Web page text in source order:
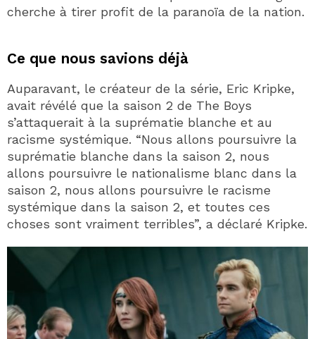
cherche à tirer profit de la paranoïa de la nation.
Ce que nous savions déjà
Auparavant, le créateur de la série, Eric Kripke,
avait révélé que la saison 2 de The Boys
s’attaquerait à la suprématie blanche et au
racisme systémique. “Nous allons poursuivre la
suprématie blanche dans la saison 2, nous
allons poursuivre le nationalisme blanc dans la
saison 2, nous allons poursuivre le racisme
systémique dans la saison 2, et toutes ces
choses sont vraiment terribles”, a déclaré Kripke.